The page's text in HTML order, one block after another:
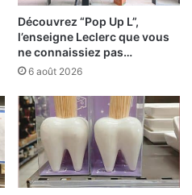
Découvrez “Pop Up L”,
l’enseigne Leclerc que vous
ne connaissiez pas…
6 août 2026